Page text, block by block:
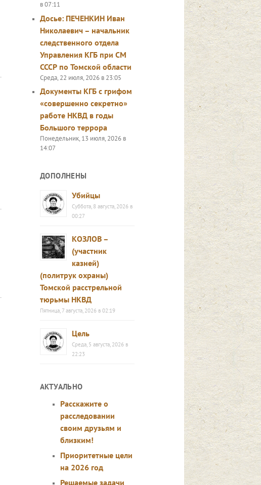
в 07:11
Досье: ПЕЧЕНКИН Иван
Николаевич – начальник
следственного отдела
Управления КГБ при СМ
СССР по Томской области
Среда, 22 июля, 2026 в 23:05
Документы КГБ с грифом
«совершенно секретно»
работе НКВД в годы
Большого террора
Понедельник, 13 июля, 2026 в
14:07
ДОПОЛНЕНЫ
Убийцы
Суббота, 8 августа, 2026 в
00:27
КОЗЛОВ –
(участник
казней)
(политрук охраны)
Томской расстрельной
тюрьмы НКВД
Пятница, 7 августа, 2026 в 02:19
Цель
Среда, 5 августа, 2026 в
22:23
АКТУАЛЬНО
Расскажите о
расследовании
своим друзьям и
близким!
Приоритетные цели
на 2026 год
Решаемые задачи